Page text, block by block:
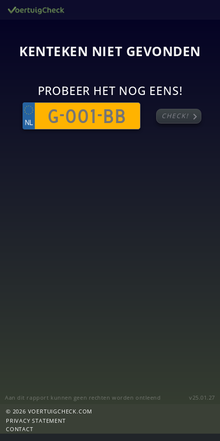
KENTEKEN NIET GEVONDEN
PROBEER HET NOG EENS!
CHECK! chevron_right
Aan dit rapport kunnen geen rechten worden ontleend
v25.01.27
© 2026 VOERTUIGCHECK.COM
PRIVACY STATEMENT
CONTACT